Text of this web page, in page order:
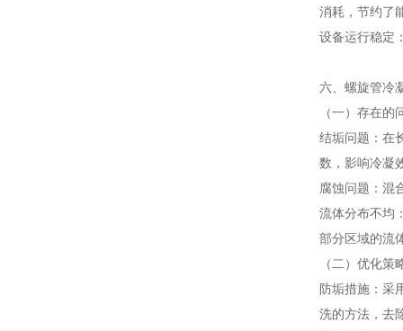
消耗，节约了
设备运行稳定
六、螺旋管冷
（一）存在的
结垢问题：在
数，影响冷凝
腐蚀问题：混
流体分布不均
部分区域的流
（二）优化策
防垢措施：采
洗的方法，去